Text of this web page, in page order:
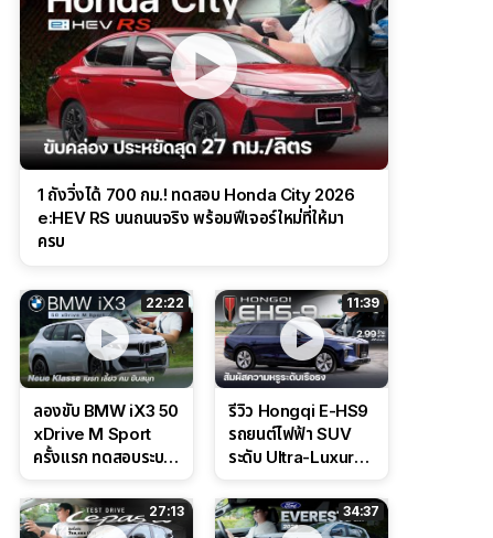
1 ถังวิ่งได้ 700 กม.! ทดสอบ Honda City 2026
e:HEV RS บนถนนจริง พร้อมฟีเจอร์ใหม่ที่ให้มา
ครบ
22:22
ลองขับ BMW iX3 50
xDrive M Sport
ครั้งแรก ทดสอบระบบ
Performance แบบ
จัดเต็มในสนาม
11:39
รีวิว Hongqi E-HS9
รถยนต์ไฟฟ้า SUV
ระดับ Ultra-Luxury
CDC นุ่มหนึบเหนือ
ระดับ
27:13 34:37